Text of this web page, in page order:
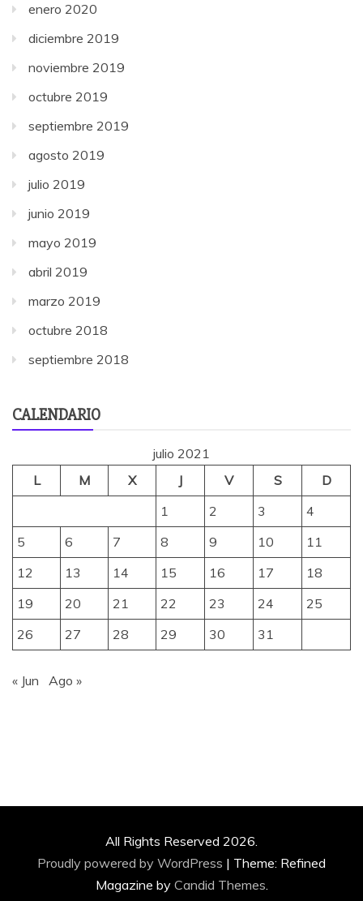
enero 2020
diciembre 2019
noviembre 2019
octubre 2019
septiembre 2019
agosto 2019
julio 2019
junio 2019
mayo 2019
abril 2019
marzo 2019
octubre 2018
septiembre 2018
CALENDARIO
julio 2021
L
M X J V S
D
1
2 3
4
5
6 7 8 9 10
11
12
13 14 15 16 17
18
19
20 21 22 23 24
25
26
27 28 29 30 31
« Jun Ago »
All Rights Reserved 2026.
Proudly powered by WordPress | Theme: Refined
Magazine by Candid Themes.